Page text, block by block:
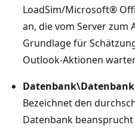
LoadSim/Microsoft®
an, die vom Server
Grundlage für
Outlook-Aktionen
Bezeichnet den
Datenbank